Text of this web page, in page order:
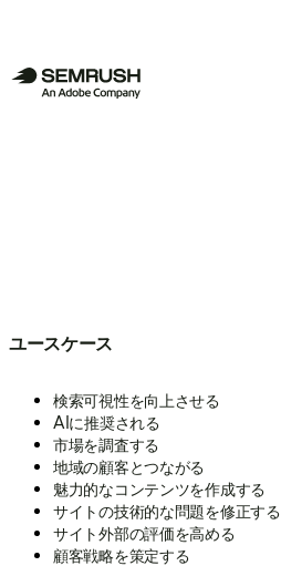
ユースケース
検索可視性を向上させる
AIに推奨される
市場を調査する
地域の顧客とつながる
魅力的なコンテンツを作成する
サイトの技術的な問題を修正する
サイト外部の評価を高める
顧客戦略を策定する